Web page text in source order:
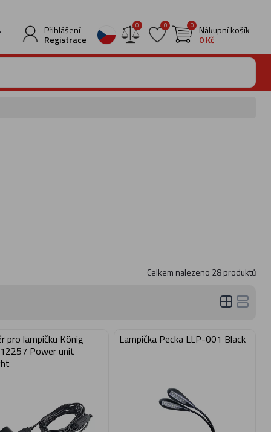
Přihlášení
Registrace
0 0 Nákupní košík
0 Kč
0
Celkem nalezeno 28produktů
pro lampičku König
Power unit
Lampička Pecka LLP-001 Black